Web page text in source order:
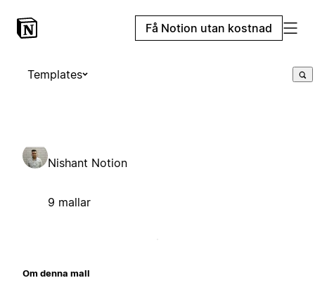
Få Notion utan kostnad
Templates
Nishant Notion
9 mallar
Om denna mall